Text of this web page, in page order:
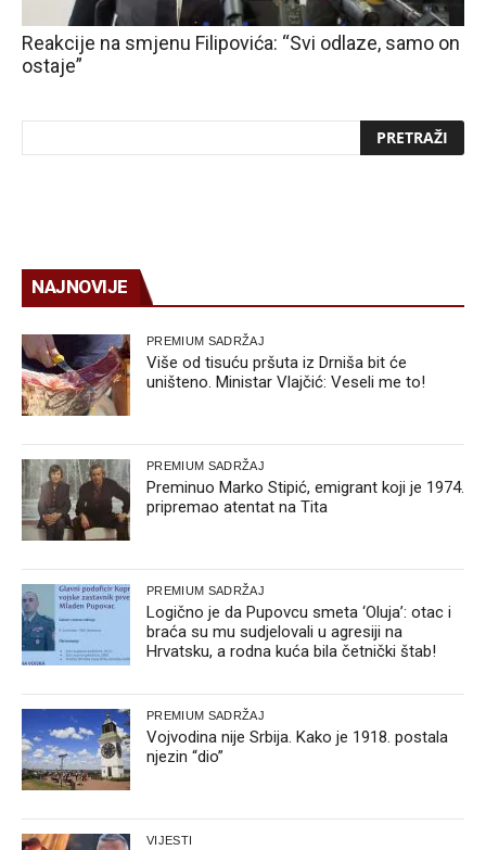
Reakcije na smjenu Filipovića: “Svi odlaze, samo on
ostaje”
NAJNOVIJE
PREMIUM SADRŽAJ
Više od tisuću pršuta iz Drniša bit će
uništeno. Ministar Vlajčić: Veseli me to!
PREMIUM SADRŽAJ
Preminuo Marko Stipić, emigrant koji je 1974.
pripremao atentat na Tita
PREMIUM SADRŽAJ
Logično je da Pupovcu smeta ‘Oluja’: otac i
braća su mu sudjelovali u agresiji na
Hrvatsku, a rodna kuća bila četnički štab!
PREMIUM SADRŽAJ
Vojvodina nije Srbija. Kako je 1918. postala
njezin “dio”
VIJESTI